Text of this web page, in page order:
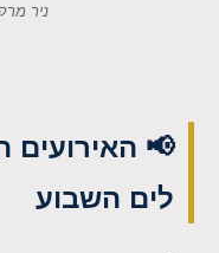
ניר
📢 האירועים
לים השבוע